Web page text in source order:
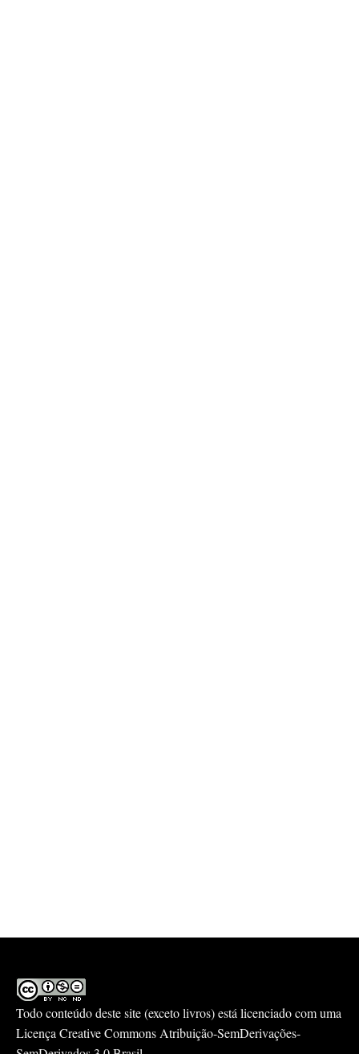
Todo conteúdo deste site (exceto livros) está licenciado com uma
LicençaCreative Commons Atribuição-SemDerivações-